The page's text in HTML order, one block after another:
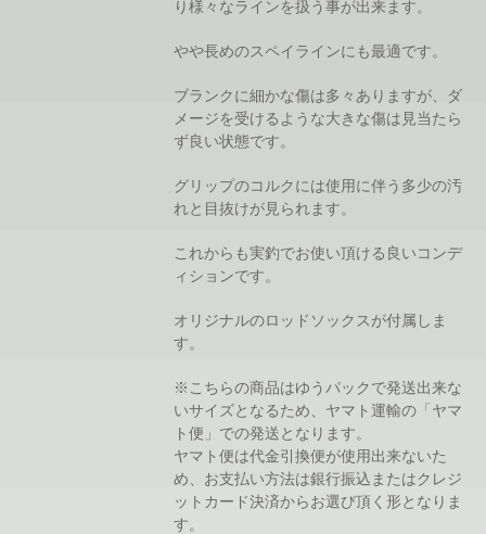
り様々なラインを扱う事が出来ます。
やや長めのスペイラインにも最適です。
ブランクに細かな傷は多々ありますが、ダ
メージを受けるような大きな傷は見当たら
ず良い状態です。
グリップのコルクには使用に伴う多少の汚
れと目抜けが見られます。
これからも実釣でお使い頂ける良いコンデ
ィションです。
オリジナルのロッドソックスが付属しま
す。
※こちらの商品はゆうパックで発送出来な
いサイズとなるため、ヤマト運輸の「ヤマ
ト便」での発送となります。
ヤマト便は代金引換便が使用出来ないた
め、お支払い方法は銀行振込またはクレジ
ットカード決済からお選び頂く形となりま
す。